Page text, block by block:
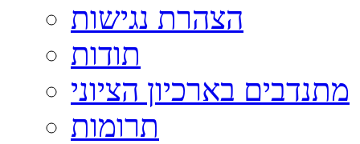
הצהרת נגישות
תודות
מתנדבים בארכיון הציוני
תרומות